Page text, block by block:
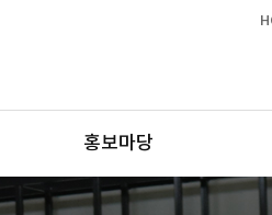
홍보마당